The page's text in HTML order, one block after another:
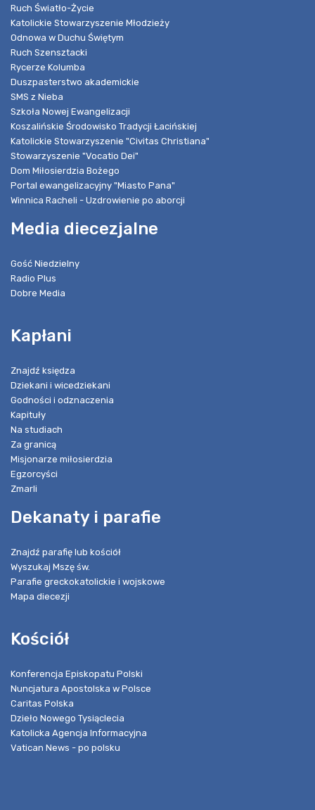
Ruch Światło-Życie
Katolickie Stowarzyszenie Młodzieży
Odnowa w Duchu Świętym
Ruch Szensztacki
Rycerze Kolumba
Duszpasterstwo akademickie
SMS z Nieba
Szkoła Nowej Ewangelizacji
Koszalińskie Środowisko Tradycji Łacińskiej
Katolickie Stowarzyszenie "Civitas Christiana"
Stowarzyszenie "Vocatio Dei"
Dom Miłosierdzia Bożego
Portal ewangelizacyjny "Miasto Pana"
Winnica Racheli - Uzdrowienie po aborcji
Media diecezjalne
Gość Niedzielny
Radio Plus
Dobre Media
Kapłani
Znajdź księdza
Dziekani i wicedziekani
Godności i odznaczenia
Kapituły
Na studiach
Za granicą
Misjonarze miłosierdzia
Egzorcyści
Zmarli
Dekanaty i parafie
Znajdź parafię lub kościół
Wyszukaj Mszę św.
Parafie greckokatolickie i wojskowe
Mapa diecezji
Kościół
Konferencja Episkopatu Polski
Nuncjatura Apostolska w Polsce
Caritas Polska
Dzieło Nowego Tysiąclecia
Katolicka Agencja Informacyjna
Vatican News - po polsku